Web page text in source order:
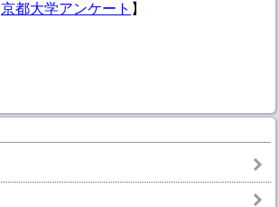
京都大学アンケート 】